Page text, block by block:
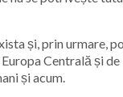
și, prin urmare,
Centrală și
și acum.